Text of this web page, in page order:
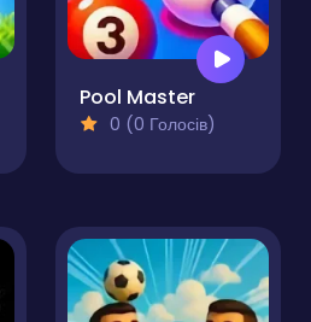
Pool Master
0 (0 Голосів)